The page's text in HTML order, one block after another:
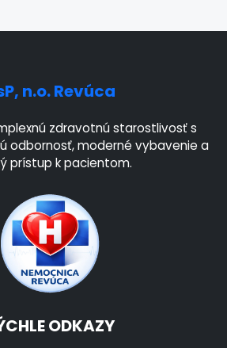
n.o. Revúca
zdravotnú starostlivosť s
odbornosť, moderné vybavenie a
prístup k pacientom.
ODKAZY